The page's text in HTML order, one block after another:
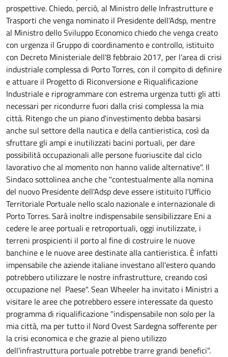
prospettive. Chiedo, perciò, al Ministro delle Infrastrutture e
Trasporti che venga nominato il Presidente dell'Adsp, mentre
al Ministro dello Sviluppo Economico chiedo che venga creato
con urgenza il Gruppo di coordinamento e controllo, istituito
con Decreto Ministeriale dell'8 febbraio 2017, per l’area di crisi
industriale complessa di Porto Torres, con il compito di definire
e attuare il Progetto di Riconversione e Riqualificazione
Industriale e riprogrammare con estrema urgenza tutti gli atti
necessari per ricondurre fuori dalla crisi complessa la mia
città. Ritengo che un piano d'investimento debba basarsi
anche sul settore della nautica e della cantieristica, così da
sfruttare gli ampi e inutilizzati bacini portuali, per dare
possibilità occupazionali alle persone fuoriuscite dal ciclo
lavorativo che al momento non hanno valide alternative". Il
Sindaco sottolinea anche che "contestualmente alla nomina
del nuovo Presidente dell'Adsp deve essere istituito l'Ufficio
Territoriale Portuale nello scalo nazionale e internazionale di
Porto Torres. Sarà inoltre indispensabile sensibilizzare Eni a
cedere le aree portuali e retroportuali, oggi inutilizzate, i
terreni prospicienti il porto al fine di costruire le nuove
banchine e le nuove aree destinate alla cantieristica. È infatti
impensabile che aziende italiane investano all'estero quando
potrebbero utilizzare le nostre infrastrutture, creando così
occupazione nel Paese". Sean Wheeler ha invitato i Ministri a
visitare le aree che potrebbero essere interessate da questo
programma di riqualificazione "indispensabile non solo per la
mia città, ma per tutto il Nord Ovest Sardegna sofferente per
la crisi economica e che grazie al pieno utilizzo
dell'infrastruttura portuale potrebbe trarre grandi benefici".